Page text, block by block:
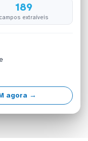
189
campos extraíveis
agora →